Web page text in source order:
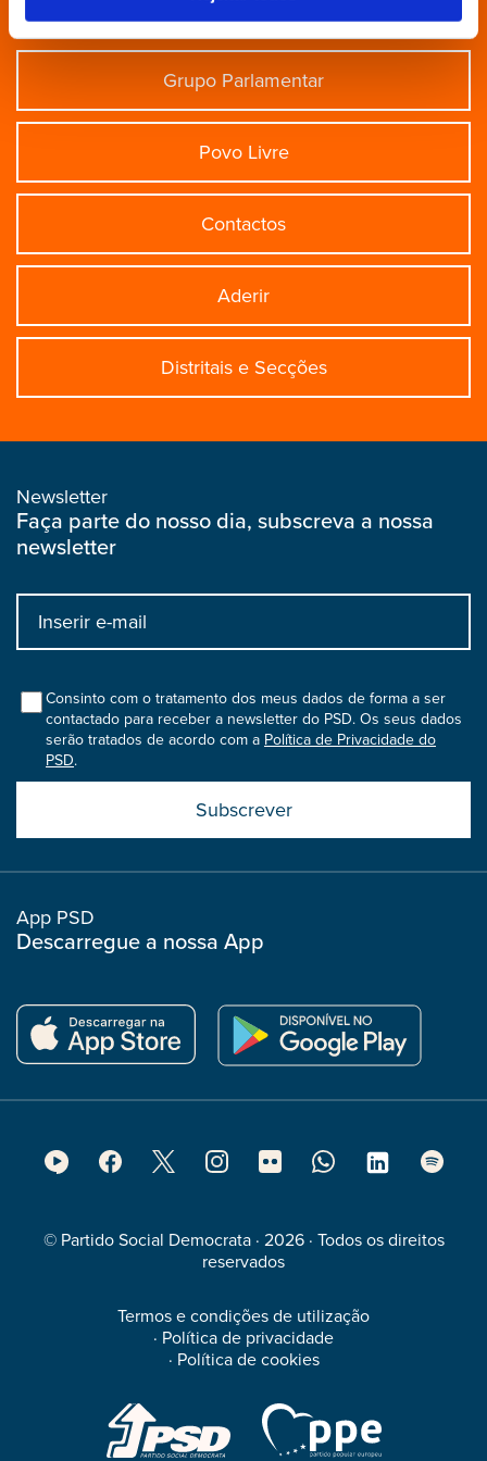
Partido
Grupo Parlamentar
Povo Livre
Contactos
Aderir
Distritais e Secções
Newsletter
Faça parte do nosso dia, subscreva a nossa
newsletter
Input
bootstrap
colConsinto com o tratamento dos meus dados de forma a ser
contactado para receber a newsletter do PSD. Os seus dados
serão tratados de acordo com a Política de Privacidade do
PSD.
boostrap
col
App PSD
Descarregue a nossa App
© Partido Social Democrata · 2026 · Todos os direitos
reservados
Termos e condições de utilização
· Política de privacidade
· Política de cookies
Footer
Media